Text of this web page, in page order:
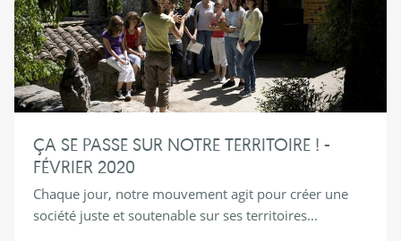
ÇA SE PASSE SUR NOTRE TERRITOIRE ! -
FÉVRIER 2020
Chaque jour, notre mouvement agit pour créer une
société juste et soutenable sur ses territoires...